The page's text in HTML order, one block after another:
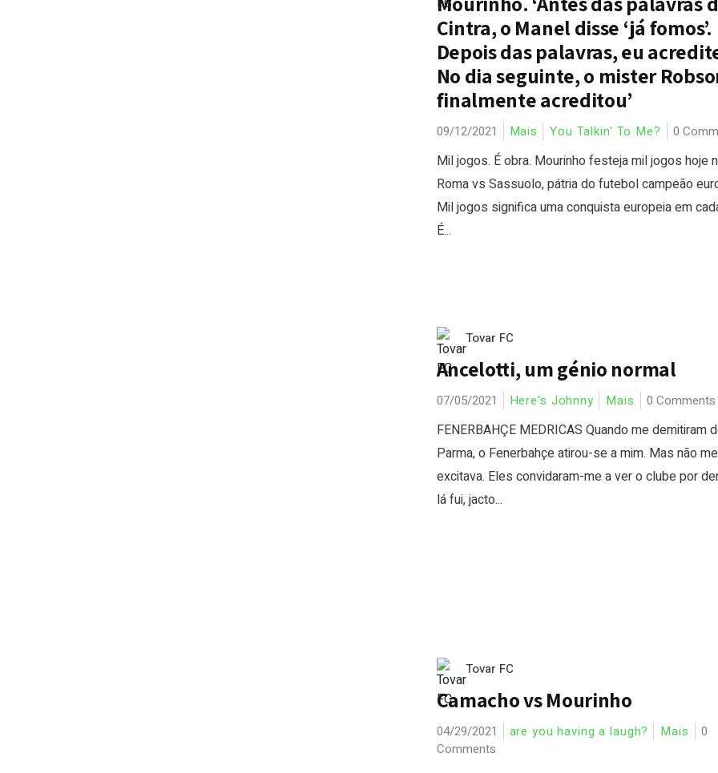
Cintra, o Manel disse ‘já fomos’.
Depois das palavras, eu
No dia seguinte, o mister
finalmente acreditou’
09/12/2021 Mais You Talkin' To Me? 0
Mil jogos. É obra. Mourinho festeja mil jogos hoje
Roma vs Sassuolo, pátria do futebol campeão
Mil jogos significa uma conquista europeia em
É...
Tovar FC
Ancelotti, um génio normal
07/05/2021 Here's Johnny Mais 0 Comments
FENERBAHÇE MEDRICAS Quando me demitiram
Parma, o Fenerbahçe atirou-se a mim. Mas não me
excitava. Eles convidaram-me a ver o clube por
lá fui, jacto...
Tovar FC
Camacho vs Mourinho
04/29/2021 are you having a laugh? Mais
0
Comments